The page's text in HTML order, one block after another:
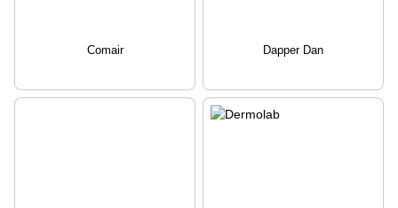
Comair Dapper Dan